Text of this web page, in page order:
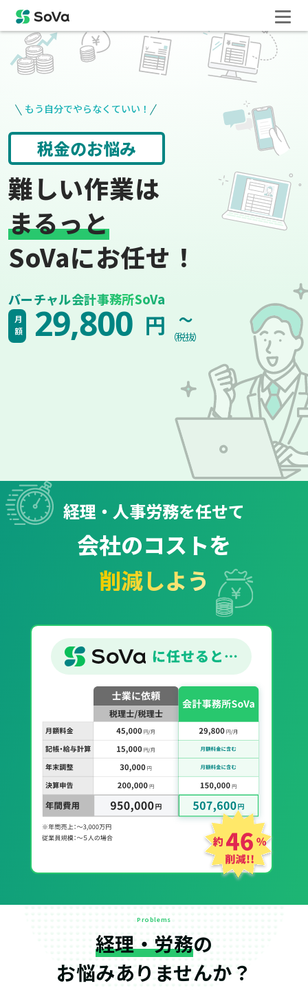
もう自分でやらなくていい！
役所手続き 給与計算
難しい作業は
まるっと
SoVaにお任せ！
バーチャル会計事務所SoVa
月額 29,800 円 ~
（税抜）
経理・人事労務を任せて
会社のコストを
削減しよう
Problems
経理・労務の
お悩みありませんか？